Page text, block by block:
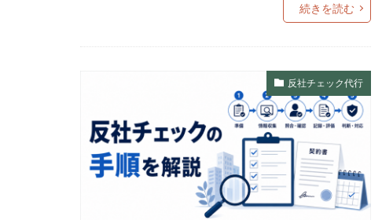
続きを読む
反社チェック代行